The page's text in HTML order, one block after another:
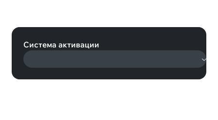
Система активации